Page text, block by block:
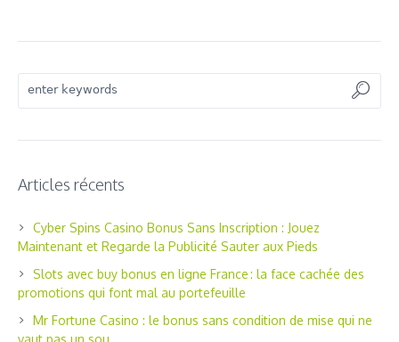
Articles récents
Cyber Spins Casino Bonus Sans Inscription : Jouez
Maintenant et Regarde la Publicité Sauter aux Pieds
Slots avec buy bonus en ligne France : la face cachée des
promotions qui font mal au portefeuille
Mr Fortune Casino : le bonus sans condition de mise qui ne
vaut pas un sou